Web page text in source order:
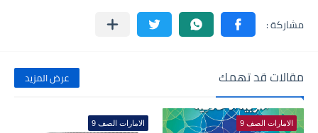
مقالات قد تهمك عرض المزيد
الامارات الصف 9 الامارات الصف 9